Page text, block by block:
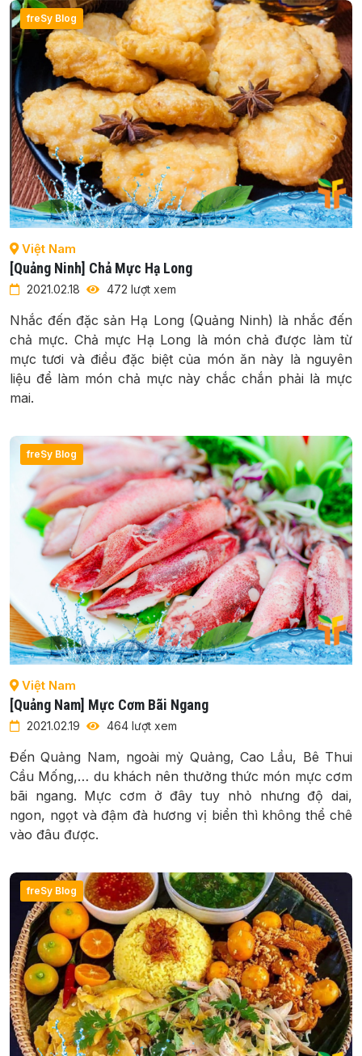
freSy Blog
Việt Nam
[Quảng Ninh] Chả Mực Hạ Long
2021.02.18 472 lượt xem
Nhắc đến đặc sản Hạ Long (Quảng Ninh) là nhắc đến
chả mực. Chả mực Hạ Long là món chả được làm từ
mực tươi và điều đặc biệt của món ăn này là nguyên
liệu để làm món chả mực này chắc chắn phải là mực
mai.
freSy Blog
Việt Nam
[Quảng Nam] Mực Cơm Bãi Ngang
2021.02.19 464 lượt xem
Đến Quảng Nam, ngoài mỳ Quảng, Cao Lầu, Bê Thui
Cầu Mống,… du khách nên thưởng thức món mực cơm
bãi ngang. Mực cơm ở đây tuy nhỏ nhưng độ dai,
ngon, ngọt và đậm đà hương vị biển thì không thể chê
vào đâu được.
freSy Blog